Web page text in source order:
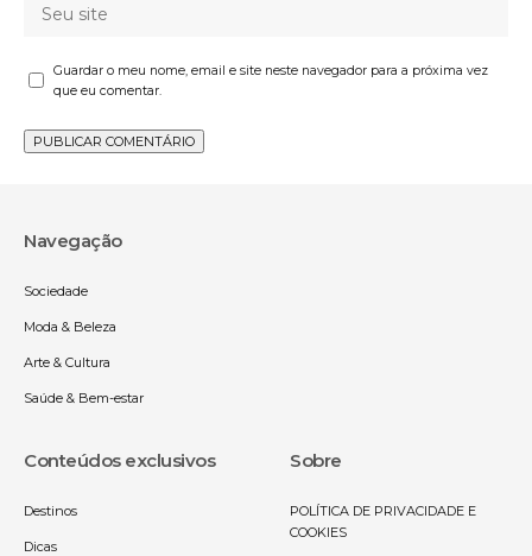
Guardar o meu nome, email e site neste navegador para a próxima vez
que eu comentar.
Navegação
Sociedade
Moda & Beleza
Arte & Cultura
Saúde & Bem-estar
Conteúdos exclusivos
Destinos
Dicas
Sobre
POLÍTICA DE PRIVACIDADE E
COOKIES